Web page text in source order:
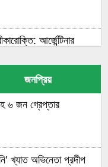
আর্জেন্টিনার
মিরাজ, ওয়ানডের
জিদান বললেন, ‘এটাই আমি
জনপ্রিয়
৬ জন গ্রেপ্তার
খ্যাত অভিনেতা প্রদীপ